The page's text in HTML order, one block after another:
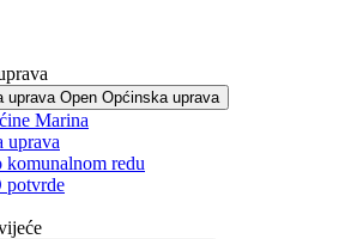
uprava Open Općinska uprava
Marina
uprava
komunalnom redu